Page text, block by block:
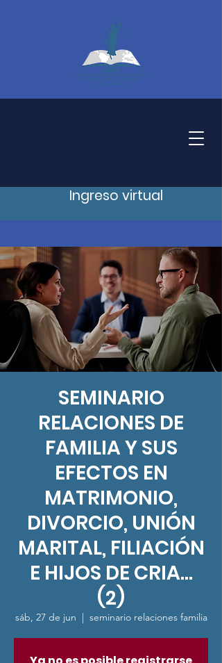
Ingreso virtual
SEMINARIO
RELACIONES DE
FAMILIA Y SUS
EFECTOS EN
MATRIMONIO,
DIVORCIO, UNIÓN
MARITAL, FILIACIÓN
E HIJOS DE CRIA...
(2)
sáb, 27 de jun
  |
seminario relaciones familia